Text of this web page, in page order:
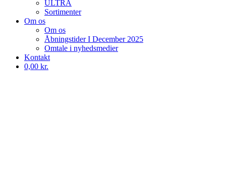
ULTRA
Sortimenter
Om os
Om os
Åbningstider I December 2025
Omtale i nyhedsmedier
Kontakt
0,00 kr.